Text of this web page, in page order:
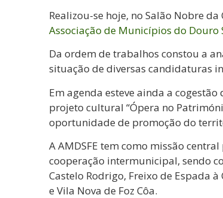
Realizou-se hoje, no Salão Nobre
Associação de Municípios do Douro
Da ordem de trabalhos constou a
situação de diversas candidaturas
Em agenda esteve ainda a
projeto cultural “Ópera no
oportunidade de promoção do
A AMDSFE tem como missão
cooperação intermunicipal, sendo
Castelo Rodrigo, Freixo de Espada
e Vila Nova de Foz Côa.